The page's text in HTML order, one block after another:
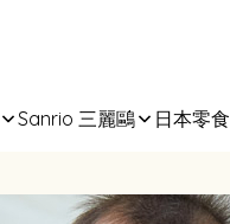
Sanrio 三麗鷗 日本零食